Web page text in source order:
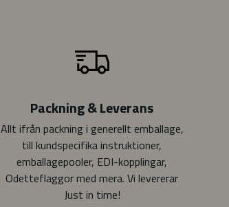
Packning & Leverans
Allt ifrån packning i generellt emballage,
till kundspecifika instruktioner,
emballagepooler, EDI-kopplingar,
Odetteflaggor med mera. Vi levererar
Just in time!